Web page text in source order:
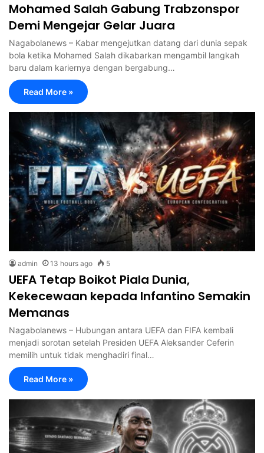
Mohamed Salah Gabung Trabzonspor
Demi Mengejar Gelar Juara
Nagabolanews – Kabar mengejutkan datang dari dunia sepak
bola ketika Mohamed Salah dikabarkan mengambil langkah
baru dalam kariernya dengan bergabung…
Read More »
admin 13 hours ago 5
UEFA Tetap Boikot Piala Dunia,
Kekecewaan kepada Infantino Semakin
Memanas
Nagabolanews – Hubungan antara UEFA dan FIFA kembali
menjadi sorotan setelah Presiden UEFA Aleksander Ceferin
memilih untuk tidak menghadiri final…
Read More »